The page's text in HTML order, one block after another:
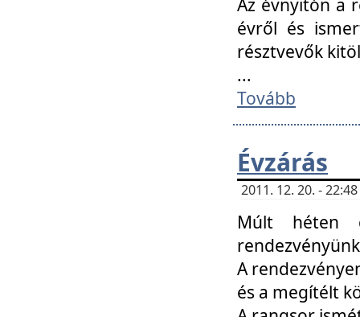
évről és
résztvevők
...
Tovább
Évzárás
2011. 12. 20. -
Múlt héten
A
és a megítélt